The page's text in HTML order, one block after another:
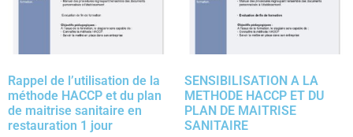
Rappel de l’utilisation de la
méthode HACCP et du plan
de maitrise sanitaire en
restauration 1 jour
SENSIBILISATION A LA
METHODE HACCP ET DU
PLAN DE MAITRISE
SANITAIRE